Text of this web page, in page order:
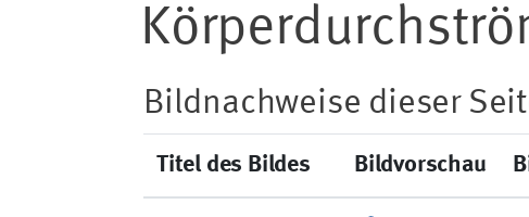
Bildnachweise dieser
Titel des Bildes Bildvorschau